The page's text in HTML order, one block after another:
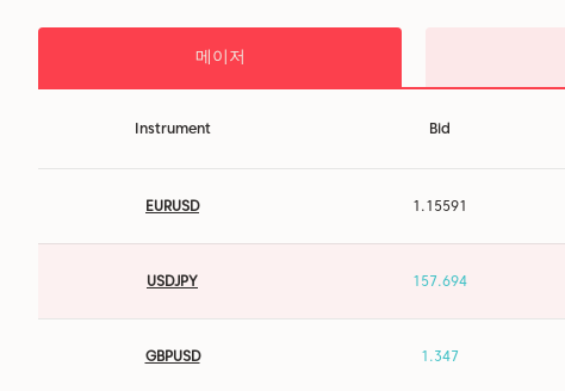
메이저
Instrument Bid
EURUSD 1.15591
USDJPY 157.696
GBPUSD 1.347